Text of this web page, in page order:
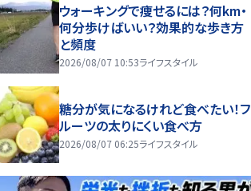
ウォーキングで痩せるには？何km・
何分歩けばいい？効果的な歩き方
と頻度
2026/08/07 10:53ライフスタイル
糖分が気になるけれど食べたい！フ
ルーツの太りにくい食べ方
2026/08/07 06:25ライフスタイル